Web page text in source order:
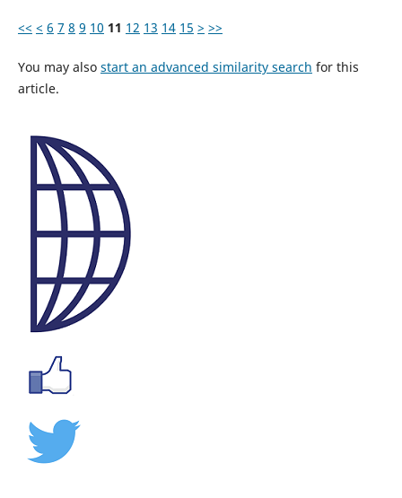
<< < 6 7 8 9 10 11 12 13 14 15 > >>
You may also start an advanced similarity search for this
article.